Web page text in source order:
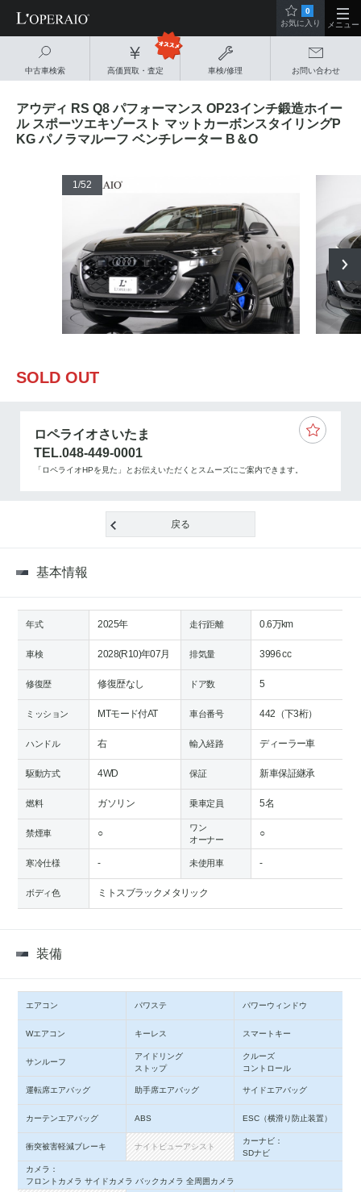
中古車検索 高価買取・査定 車検/修理 お問い合わせ
0
お気に入り
メニュー
アウディ RS Q8 パフォーマンス OP23インチ鍛造ホイー
ル スポーツエキゾースト マットカーボンスタイリングP
KG パノラマルーフ ベンチレーター B＆O
1/52
SOLD OUT
ロペライオさいたま
TEL.048-449-0001
「ロペライオHPを見た」とお伝えいただくとスムーズにご案内できます。
戻る
基本情報
年式 2025年 走行距離 0.6万km
車検 2028(R10)年07月 排気量 3996 cc
修復歴 修復歴なし ドア数 5
ミッション MTモード付AT 車台番号 442（下3桁）
ハンドル 右 輸入経路 ディーラー車
駆動方式 4WD 保証 新車保証継承
燃料 ガソリン 乗車定員 5名
禁煙車 ○
ワン
オーナー
○
寒冷仕様 - 未使用車 -
ボディ色 ミトスブラックメタリック
装備
エアコン パワステ パワーウィンドウ
Wエアコン キーレス スマートキー
サンルーフ
アイドリング
ストップ
クルーズ
コントロール
運転席エアバッグ 助手席エアバッグ サイドエアバッグ
カーテンエアバッグ ABS ESC（横滑り防止装置）
衝突被害軽減ブレーキ ナイトビューアシスト
カーナビ：
SDナビ
カメラ：
フロントカメラ サイドカメラ バックカメラ 全周囲カメラ